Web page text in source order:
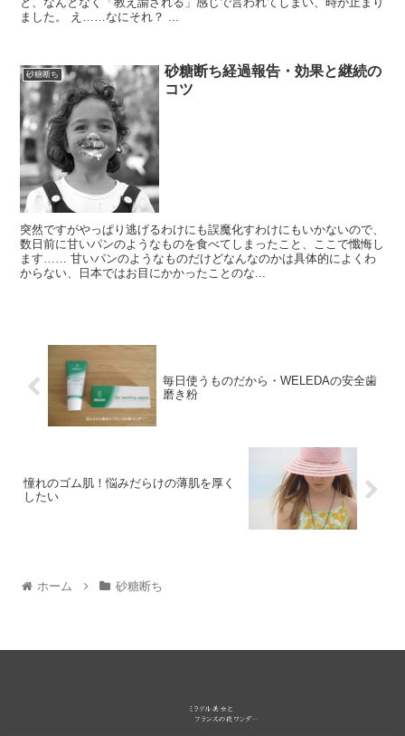
ました。 え……なにそれ？ ...
砂糖断ち
砂糖断ち経過報告・効果と継続の
コツ
突然ですがやっぱり逃げるわけにも誤魔化すわけにもいかないので、
数日前に甘いパンのようなものを食べてしまったこと、ここで懺悔し
ます…… 甘いパンのようなものだけどなんなのかは具体的によくわ
からない、日本ではお目にかかったことのな...
毎日使うものだから・WELEDAの安全歯
磨き粉
憧れのゴム肌！悩みだらけの薄肌を厚く
したい
ホーム 砂糖断ち